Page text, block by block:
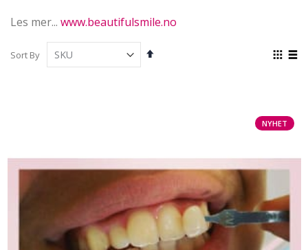
Les mer... www.beautifulsmile.no
Sort By
Set
View
NYHET